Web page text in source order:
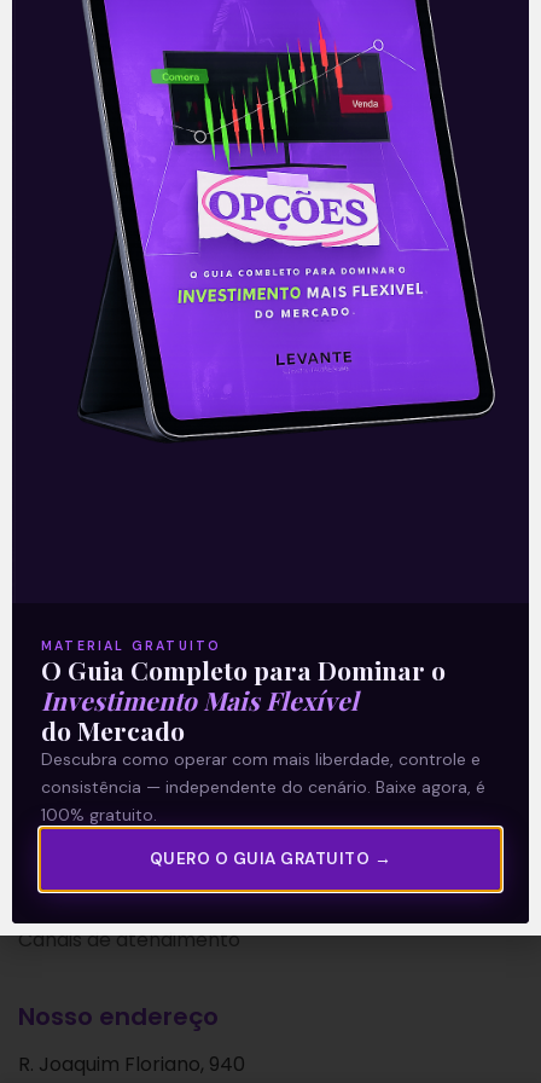
com um conjunto de indicadores
operacionais sólidos, superando
expectativas que já eram elevadas. O
trimestre foi marcado por
Leia mais
05/03/2026
Explore
Artigos
E Eu Com Isso?
Vídeos no Youtube
Manuais de Investimento
Fale com nosso time:
Canais de atendimento
Nosso endereço
R. Joaquim Floriano, 940
MATERIAL GRATUITO
O Guia Completo para Dominar o
Investimento Mais Flexível
do Mercado
Descubra como operar com mais liberdade, controle e
consistência — independente do cenário. Baixe agora, é
100% gratuito.
QUERO O GUIA GRATUITO →